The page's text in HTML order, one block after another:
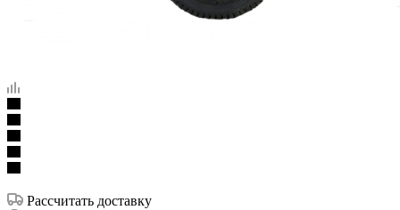
Рассчитать доставку